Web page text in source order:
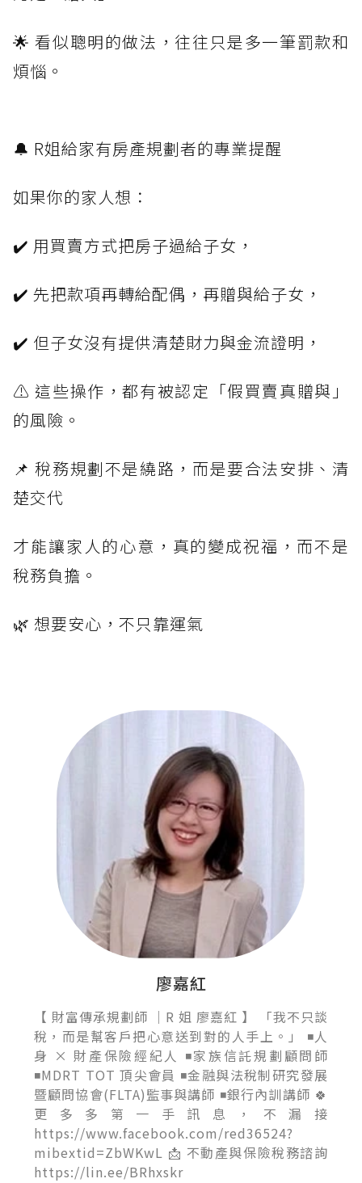
🌟 看似聰明的做法，往往只是多一筆罰款和
煩惱。
🔔 R姐給家有房產規劃者的專業提醒
如果你的家人想：
✔️ 用買賣方式把房子過給子女，
✔️ 先把款項再轉給配偶，再贈與給子女，
✔️ 但子女沒有提供清楚財力與金流證明，
⚠️ 這些操作，都有被認定「假買賣真贈與」
的風險。
📌 稅務規劃不是繞路，而是要合法安排、清
楚交代
才能讓家人的心意，真的變成祝福，而不是
稅務負擔。
🌿 想要安心，不只靠運氣
廖嘉紅
【 財富傳承規劃師 ｜R 姐 廖嘉紅 】 「我不只談
稅，而是幫客戶把心意送到對的人手上。」 ◾人
身 × 財產保險經紀人 ◾家族信託規劃顧問師
◾MDRT TOT 頂尖會員 ◾金融與法稅制研究發展
暨顧問協會(FLTA)監事與講師 ◾銀行內訓講師 🍀
更多多第一手訊息，不漏接
https://www.facebook.com/red36524?
mibextid=ZbWKwL 📩 不動產與保險稅務諮詢
https://lin.ee/BRhxskr